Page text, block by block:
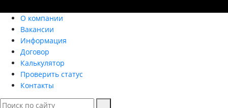
О компании
Вакансии
Информация
Договор
Калькулятор
Проверить статус
Контакты